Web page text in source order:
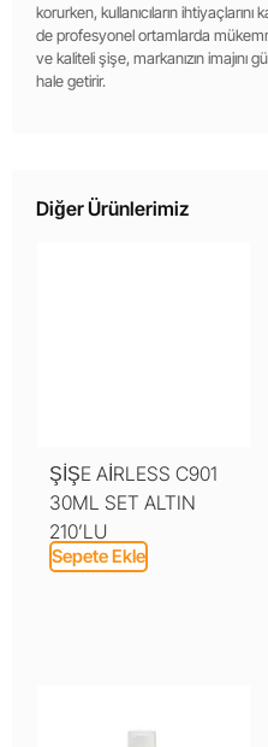
korurken, kullanıcıların
de profesyonel ortamlarda
ve kaliteli şişe, markanızın imajını
hale getirir.
Diğer Ürünlerimiz
ŞİŞE AİRLESS C901
30ML SET ALTIN
210’LU
Sepete Ekle